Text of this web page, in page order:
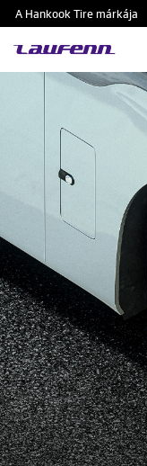
A Hankook Tire márkája